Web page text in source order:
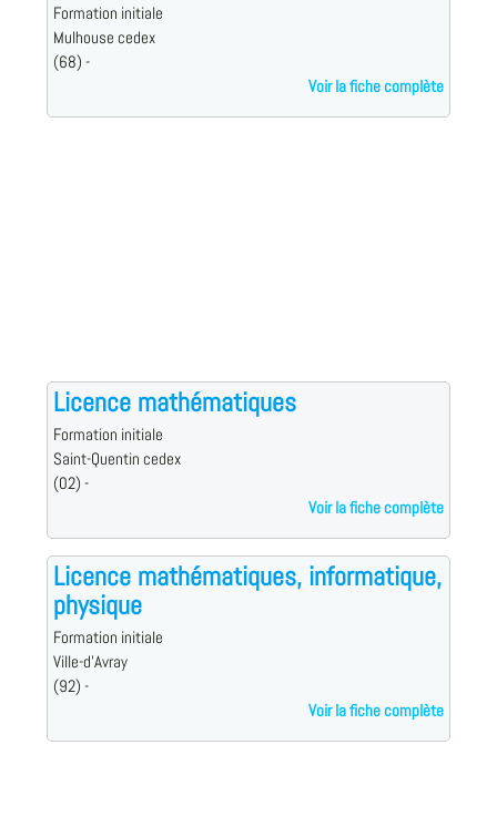
Formation initiale
Mulhouse cedex
(68) -
Voir la fiche complète
Licence mathématiques
Formation initiale
Saint-Quentin cedex
(02) -
Voir la fiche complète
Licence mathématiques, informatique,
physique
Formation initiale
Ville-d'Avray
(92) -
Voir la fiche complète